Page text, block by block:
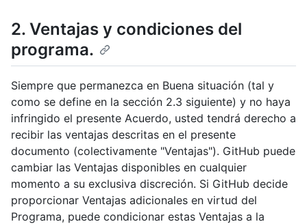
2. Ventajas y condiciones del
programa.
Siempre que permanezca en Buena situación (tal y
como se define en la sección 2.3 siguiente) y no haya
infringido el presente Acuerdo, usted tendrá derecho a
recibir las ventajas descritas en el presente
documento (colectivamente "Ventajas"). GitHub puede
cambiar las Ventajas disponibles en cualquier
momento a su exclusiva discreción. Si GitHub decide
proporcionar Ventajas adicionales en virtud del
Programa, puede condicionar estas Ventajas a la